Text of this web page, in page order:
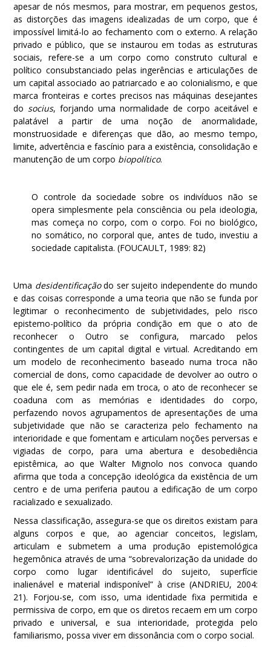
apesar de nós mesmos, para mostrar, em pequenos gestos,
as distorções das imagens idealizadas de um corpo, que é
impossível limitá-lo ao fechamento com o externo. A relação
privado e público, que se instaurou em todas as estruturas
sociais, refere-se a um corpo como construto cultural e
político consubstanciado pelas ingerências e articulações de
um capital associado ao patriarcado e ao colonialismo, e que
marca fronteiras e cortes precisos nas máquinas desejantes
do socius, forjando uma normalidade de corpo aceitável e
palatável a partir de uma noção de anormalidade,
monstruosidade e diferenças que dão, ao mesmo tempo,
limite, advertência e fascínio para a existência, consolidação e
manutenção de um corpo biopolítico.
O controle da sociedade sobre os indivíduos não se
opera simplesmente pela consciência ou pela ideologia,
mas começa no corpo, com o corpo. Foi no biológico,
no somático, no corporal que, antes de tudo, investiu a
sociedade capitalista. (FOUCAULT, 1989: 82)
Uma desidentificaçãodo ser sujeito independente do mundo
e das coisas corresponde a uma teoria que não se funda por
legitimar o reconhecimento de subjetividades, pelo risco
epistemo-político da própria condição em que o ato de
reconhecer o Outro se configura, marcado pelos
contingentes de um capital digital e virtual. Acreditando em
um modelo de reconhecimento baseado numa troca não
comercial de dons, como capacidade de devolver ao outro o
que ele é, sem pedir nada em troca, o ato de reconhecer se
coaduna com as memórias e identidades do corpo,
perfazendo novos agrupamentos de apresentações de uma
subjetividade que não se caracteriza pelo fechamento na
interioridade e que fomentam e articulam noções perversas e
vigiadas de corpo, para uma abertura e desobediência
epistêmica, ao que Walter Mignolo nos convoca quando
afirma que toda a concepção ideológica da existência de um
centro e de uma periferia pautou a edificação de um corpo
racializado e sexualizado.
Nessa classificação, assegura-se que os direitos existam para
alguns corpos e que, ao agenciar conceitos, legislam,
articulam e submetem a uma produção epistemológica
hegemônica através de uma “sobrevalorização da unidade do
corpo como lugar identificável do sujeito, superfície
inalienável e material indisponível” à crise (ANDRIEU, 2004:
21). Forjou-se, com isso, uma identidade fixa permitida e
permissiva de corpo, em que os diretos recaem em um corpo
privado e universal, e sua interioridade, protegida pelo
familiarismo, possa viver em dissonância com o corpo social.